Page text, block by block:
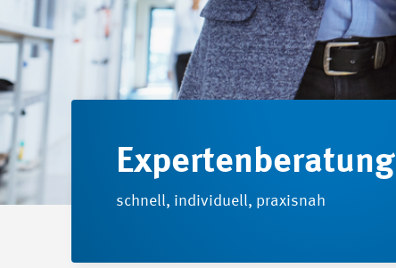
Expertenberatung
schnell, individuell, praxisnah